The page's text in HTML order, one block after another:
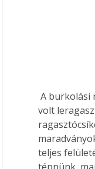
Virágoskert:
teraszon,
A burkolási munkát a régi padló eltávolításával kezdjük el. Ha csak a széleken és középen
volt
teljes